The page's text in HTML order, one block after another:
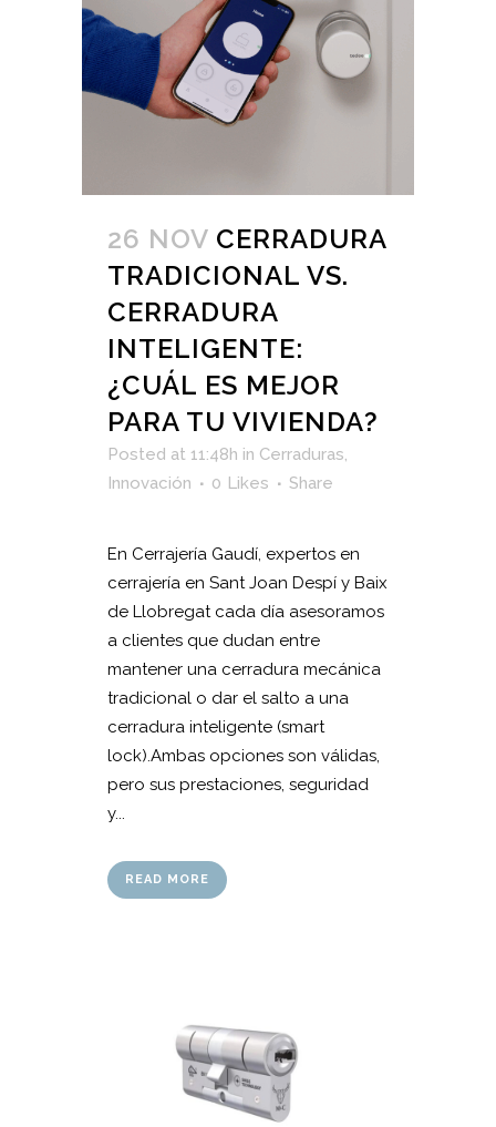
26 NOV CERRADURA
TRADICIONAL VS.
CERRADURA
INTELIGENTE:
¿CUÁL ES MEJOR
PARA TU VIVIENDA?
Posted at 11:48h in Cerraduras,
Innovación
0 Likes Share
En Cerrajería Gaudí, expertos en
cerrajería en Sant Joan Despí y Baix
de Llobregat cada día asesoramos
a clientes que dudan entre
mantener una cerradura mecánica
tradicional o dar el salto a una
cerradura inteligente (smart
lock).Ambas opciones son válidas,
pero sus prestaciones, seguridad
y...
READ MORE